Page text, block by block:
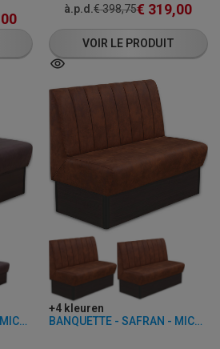
à.p.d.€398,75€ 319,00
VOIR LE PRODUIT
BANQUETTE - SAFRAN - MICROFIBRE
+4 kleuren
BANQUETTE - SAFRAN - MICROFIBRE